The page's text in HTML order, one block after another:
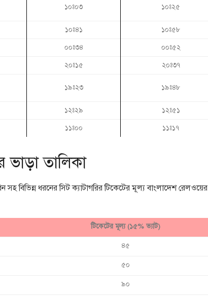
১০ঃ০৩ ১০ঃ২৫
১০ঃ৪১ ১০ঃ৫৮
০০ঃ৩৪ ০০ঃ৫২
২০ঃ১৫ ২০ঃ৩৭
১৯ঃ২৩ ১৯ঃ৪৮
১২ঃ২৯ ১২ঃ৫১
১১ঃ০০ ১১ঃ১৭
ভাড়া তালিকা
বিভিন্ন ধরনের সিট ক্যাটাগরির টিকেটের মূল্য বাংলাদেশ রেলওয়ের
টিকেটের মূল্য (১৫% ভ্যাট)
৪৫
৫০
৯০